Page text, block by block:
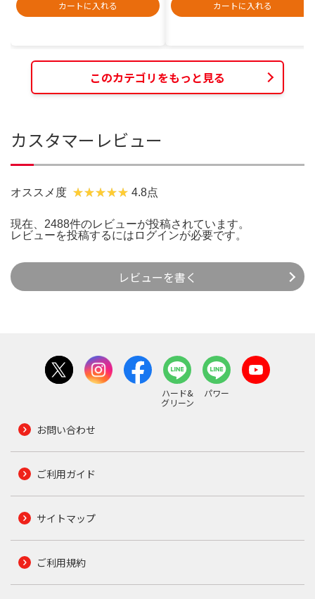
カートに入れる
カートに入れる
このカテゴリをもっと見る
カスタマーレビュー
オススメ度 4.8点
現在、2488件のレビューが投稿されています。
レビューを投稿するには ログインが必要です。
レビューを書く
ハード&
グリーン
パワー
お問い合わせ
ご利用ガイド
サイトマップ
ご利用規約